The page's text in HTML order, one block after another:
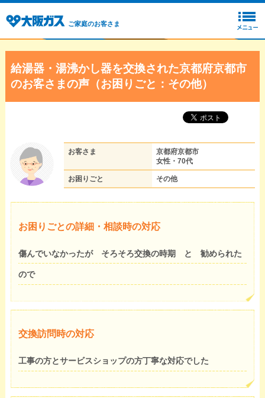
ご家庭のお客さま
給湯器・湯沸かし器を交換された京都府京都市
のお客さまの声（お困りごと：その他）
お客さま
京都府京都市
女性・70代
お困りごと その他
お困りごとの詳細・相談時の対応
傷んでいなかったが そろそろ交換の時期 と 勧められた
ので
交換訪問時の対応
工事の方とサービスショップの方丁寧な対応でした